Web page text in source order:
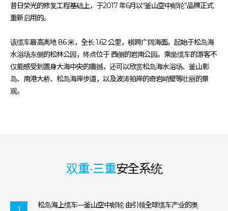
昔日荣光的修复工程基础上，于2017 年6月以“釜山空中邮轮”品牌正式
重新启用的。
该缆车最高离地 86 米，全长 1.62 公里，横跨广阔海面。起始于松岛海
水浴场东侧的松林公园，终点位于 西侧的岩南公园。乘坐缆车的游客不
仅能感受到置身大海中央的震撼，还可以欣赏松岛海水浴场、釜山影
岛、南港大桥、松岛海岸步道，以及波涛拍岸的奇岩峭壁等壮丽的景
观。
双重·三重安全系统
松岛海上缆车—釜山空中邮轮 由引领全球缆车产业的奥